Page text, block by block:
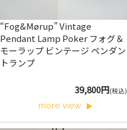
“Fog&Mørup” Vintage
Pendant Lamp Poker フォグ＆
モーラップ ビンテージ ペンダン
トランプ
39,800円(税込)
more view